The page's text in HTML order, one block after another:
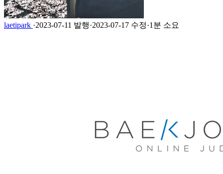
laetipark ·2023-07-11 발행·2023-07-17 수정·1분 소요